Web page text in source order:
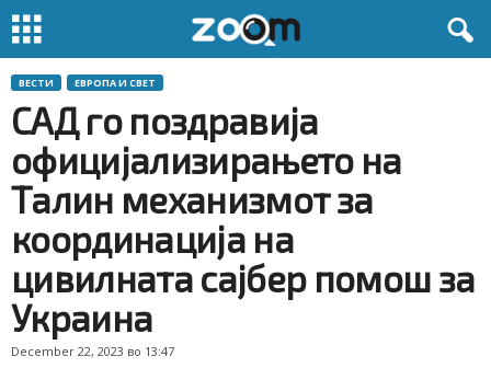
ВЕСТИ ЕВРОПА И СВЕТ
САД го поздравија
официјализирањето на
Талин механизмот за
координација на
цивилната сајбер помош за
Украина
December 22, 2023 во 13:47